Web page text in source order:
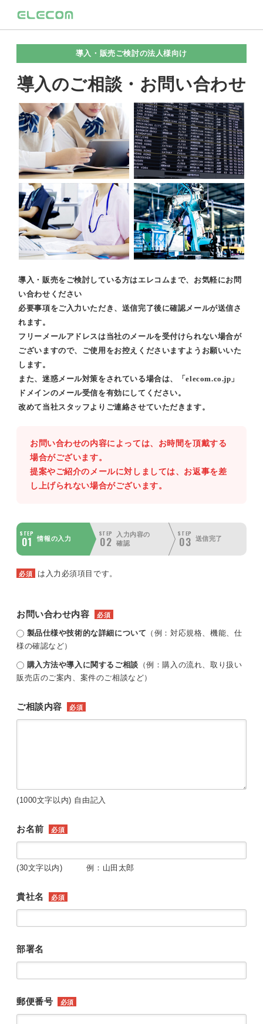
導入・販売ご検討の法人様向け
導入のご相談・お問い合わせ
導入・販売をご検討している方はエレコムまで、お気軽にお問
い合わせください
必要事項をご入力いただき、送信完了後に確認メールが送信さ
れます。
フリーメールアドレスは当社のメールを受付けられない場合が
ございますので、ご使用をお控えくださいますようお願いいた
します。
また、迷惑メール対策をされている場合は、「elecom.co.jp」
ドメインのメール受信を有効にしてください。
改めて当社スタッフよりご連絡させていただきます。
お問い合わせの内容によっては、お時間を頂戴する
場合がございます。
提案やご紹介のメールに対しましては、お返事を差
し上げられない場合がございます。
STEP
01 情報の入力
STEP
02
入力内容の
確認
STEP
03 送信完了
必須 は入力必須項目です。
お問い合わせ内容 必須
製品仕様や技術的な詳細について （例：対応規格、機能、仕
様の確認など）
購入方法や導入に関するご相談 （例：購入の流れ、取り扱い
販売店のご案内、案件のご相談など）
ご相談内容 必須
(1000文字以内) 自由記入
お名前 必須
(30文字以内) 例：山田太郎
貴社名 必須
部署名
郵便番号 必須